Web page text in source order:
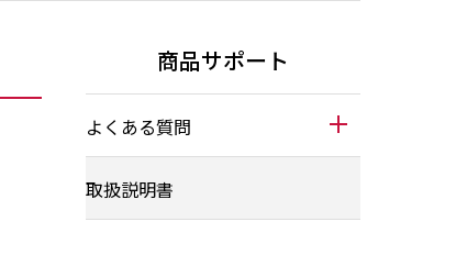
商品サポート
よくある質問
取扱説明書